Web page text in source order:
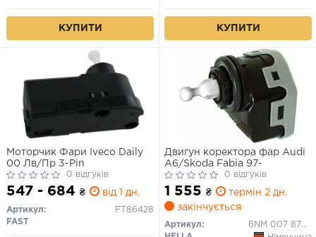
КУПИТИ КУПИТИ
Моторчик Фари Iveco Daily
00 Лв/Пр 3-Pin
0 відгуків
547 - 684 ₴ від 1 дн.
Артикул:
FT86428
FAST
Двигун коректора фар Audi
A6/Skoda Fabia 97-
0 відгуків
1 555 ₴
термін 2 дн.
закінчується
Артикул:
6NM 007 878-521